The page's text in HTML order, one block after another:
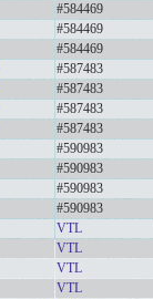
#584469
#584469
#584469
#587483
#587483
#587483
#587483
#590983
#590983
#590983
#590983
VTL
VTL
VTL
VTL